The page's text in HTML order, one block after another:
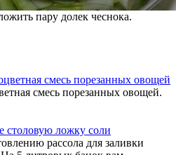
пару долек чеснока.
смесь порезанных овощей.
рассола для заливки